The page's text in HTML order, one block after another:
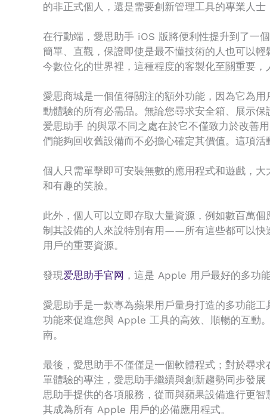
的非正式個人，還是需要創新管理工具的專業人士
在行動端，愛思助手 iOS 版將便利性提升到了一
簡單、直觀，保證即使是最不懂技術的人也可以
今數位化的世界裡，這種程度的客製化至關重要
愛思商城是一個值得關注的額外功能，因為它為
動體驗的所有必需品。無論您尋求安全箱、展示
爱思助手 的與眾不同之處在於它不僅致力於改善
們能夠回收舊設備而不必擔心確定其價值。這項
個人只需單擊即可安裝無數的應用程式和遊戲，
和有趣的笑臉。
此外，個人可以立即存取大量資源，例如數百萬
制其設備的人來說特別有用——所有這些都可以快
用戶的重要資源。
發現爱思助手官网 ，這是 Apple 用戶最好的多功
愛思助手是一款專為蘋果用戶量身打造的多功能
功能來促進您與 Apple 工具的高效、順暢的互動
南。
最後，愛思助手不僅僅是一個軟體程式；對於尋
單體驗的專注，愛思助手繼續與創新趨勢同步發
思助手提供的各項服務，從而與蘋果設備進行更
其成為所有 Apple 用戶的必備應用程式。